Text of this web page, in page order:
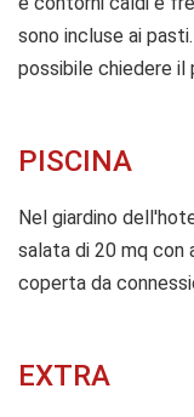
sono incluse ai
possibile chiedere il
PISCINA
Nel giardino
salata di 20 mq con
coperta da
EXTRA